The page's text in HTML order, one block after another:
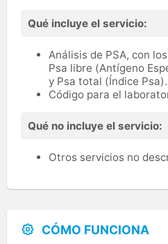
Qué incluye el servicio:
Análisis de PSA, con
Psa libre (Antígeno
y Psa total (Índice Psa).
Código para el
Qué no incluye el servicio:
Otros servicios no
CÓMO FUNCIONA